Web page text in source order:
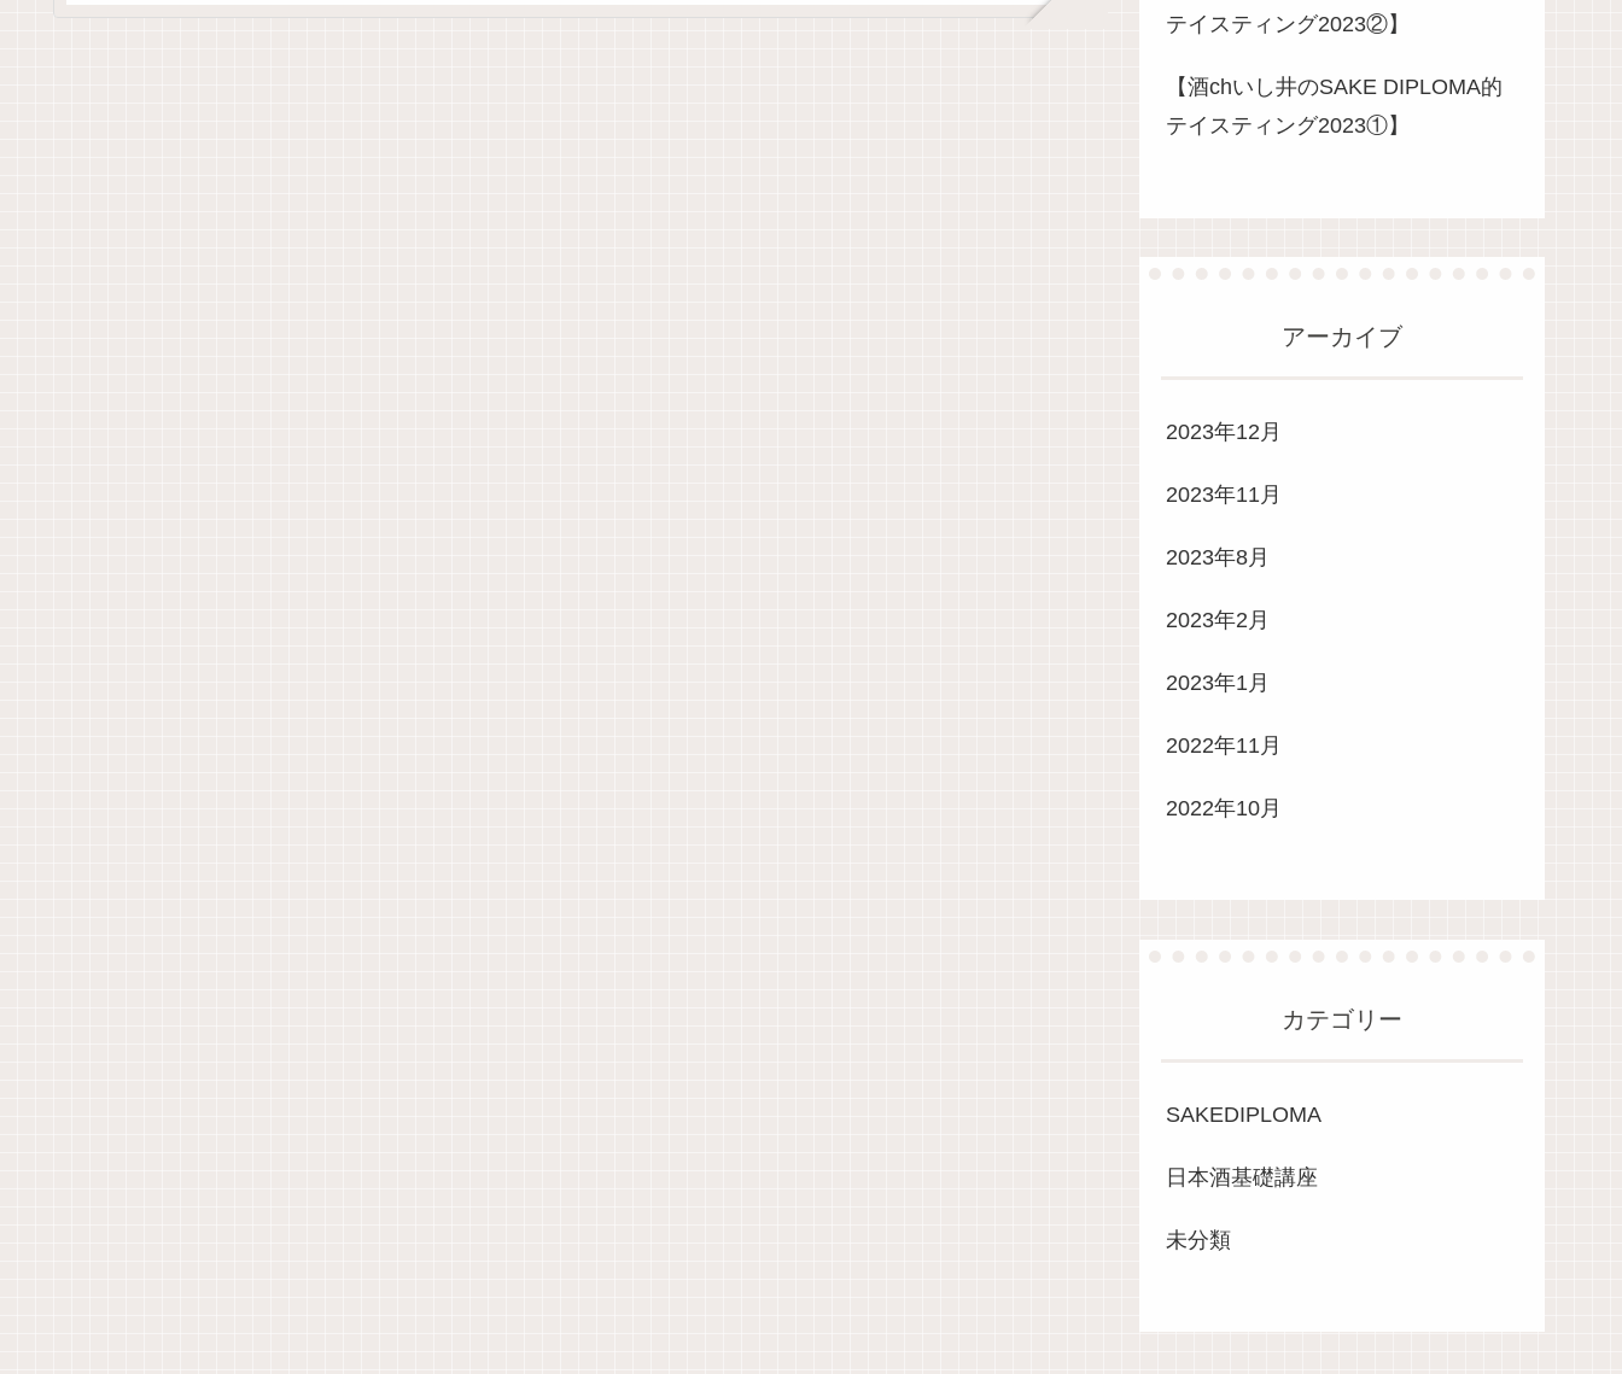
テイスティング2023②】
【酒chいし井のSAKE DIPLOMA的
テイスティング2023①】
アーカイブ
2023年12月
2023年11月
2023年8月
2023年2月
2023年1月
2022年11月
2022年10月
カテゴリー
SAKEDIPLOMA
日本酒基礎講座
未分類